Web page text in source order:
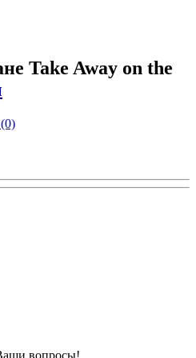
Take Away on the
(0)
вопросы!